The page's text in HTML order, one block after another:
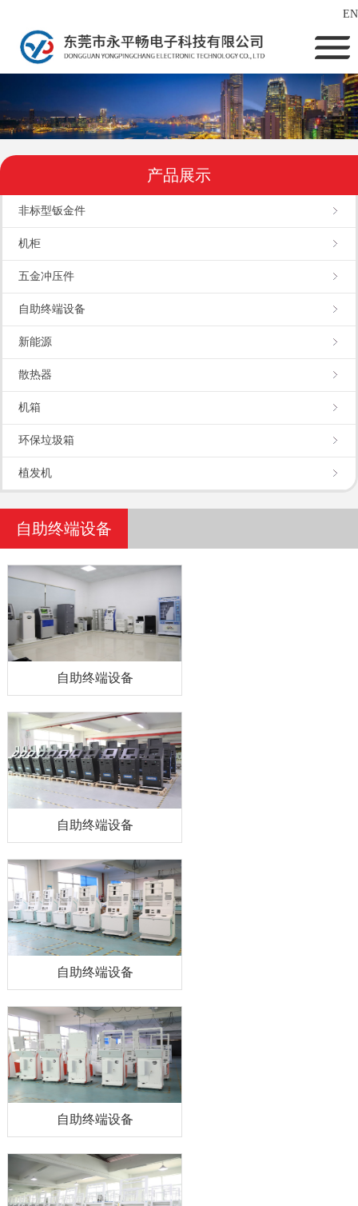
EN
产品展示
非标型钣金件
机柜
五金冲压件
自助终端设备
新能源
散热器
机箱
环保垃圾箱
植发机
自助终端设备
自助终端设备
自助终端设备
自助终端设备
自助终端设备